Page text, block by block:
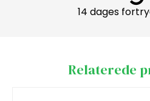
14 dages
Relaterede